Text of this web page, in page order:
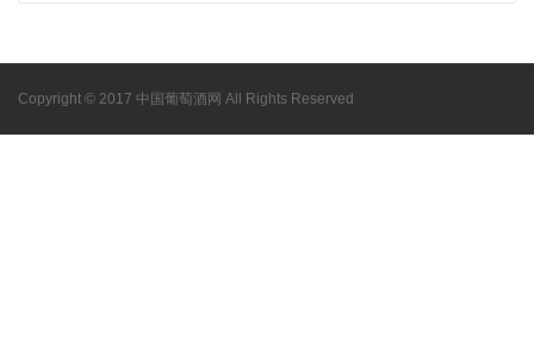
Copyright © 2017 中国葡萄酒网 All Rights Reserved